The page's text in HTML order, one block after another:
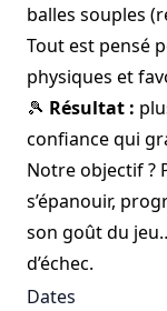
balles souples
Tout est pensé
physiques et
🎾 Résultat :
confiance qui
Notre objectif ?
s’épanouir,
son goût du
d’échec.
Dates